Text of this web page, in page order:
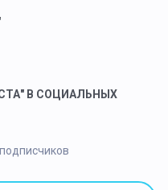
В СОЦИАЛЬНЫХ